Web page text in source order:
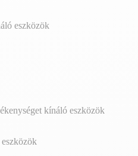
eszközök
kínáló eszközök